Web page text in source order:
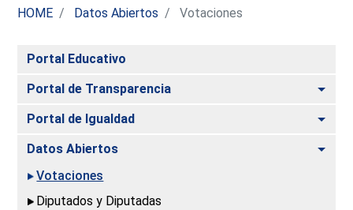
HOME Datos Abiertos Votaciones
Portal Educativo
Portal de Transparencia
Portal de Igualdad
Datos Abiertos
Votaciones
Diputados y Diputadas